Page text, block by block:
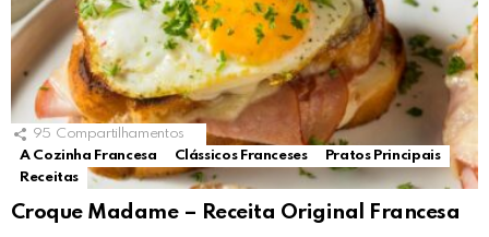
95 Compartilhamentos
A Cozinha Francesa
Clássicos Franceses
Pratos Principais
Receitas
Croque Madame – Receita Original Francesa